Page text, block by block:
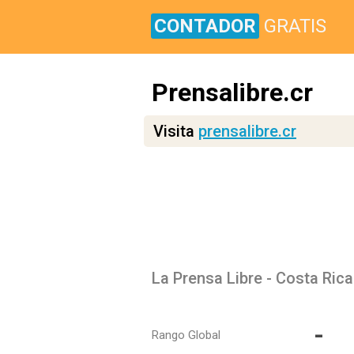
CONTADOR GRATIS
Prensalibre.cr
Visita prensalibre.cr
La Prensa Libre - Costa Rica
Rango Global -